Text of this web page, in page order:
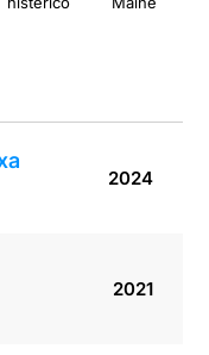
2024
2021